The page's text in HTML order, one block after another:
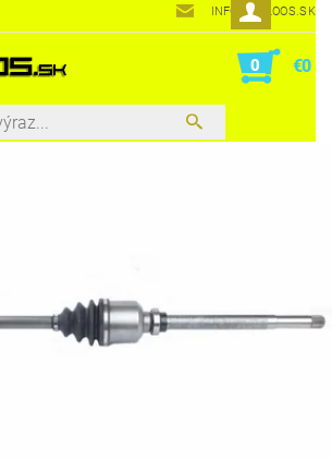
INFO@POLOOS.SK
0 €0